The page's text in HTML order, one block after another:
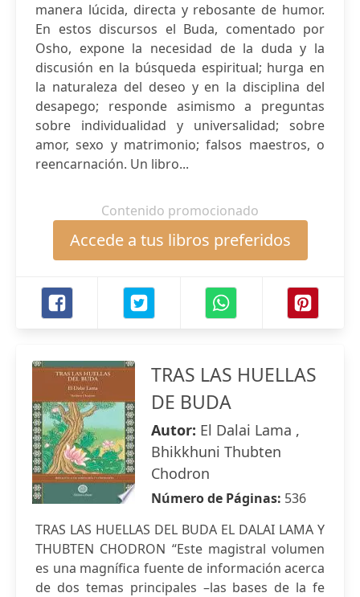
manera lúcida, directa y rebosante de humor.
En estos discursos el Buda, comentado por
Osho, expone la necesidad de la duda y la
discusión en la búsqueda espiritual; hurga en
la naturaleza del deseo y en la disciplina del
desapego; responde asimismo a preguntas
sobre individualidad y universalidad; sobre
amor, sexo y matrimonio; falsos maestros, o
reencarnación. Un libro...
Contenido promocionado
Accede a tus libros preferidos
TRAS LAS HUELLAS
DE BUDA
Autor: El Dalai Lama ,
Bhikkhuni Thubten
Chodron
Número de Páginas: 536
TRAS LAS HUELLAS DEL BUDA EL DALAI LAMA Y
THUBTEN CHODRON “Este magistral volumen
es una magnífica fuente de información acerca
de dos temas principales –las bases de la fe